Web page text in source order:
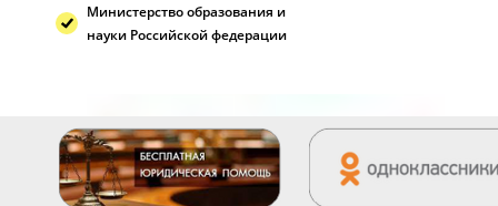
Министерство образования и
науки Российской федерации